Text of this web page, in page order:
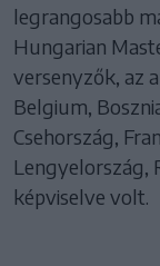
legrangosabb
Hungarian
versenyzők, az
Belgium,
Csehország,
Lengyelország,
képviselve volt.